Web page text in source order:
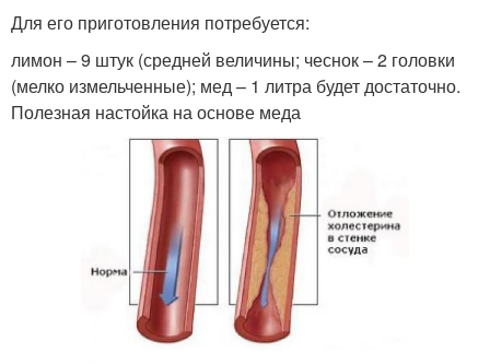
Для его приготовления потребуется:
лимон – 9 штук (средней величины; чеснок – 2 головки
(мелко измельченные); мед – 1 литра будет достаточно.
Полезная настойка на основе меда